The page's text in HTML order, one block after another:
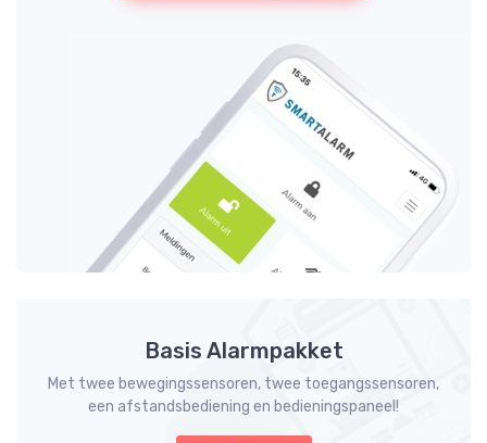
Basis Alarmpakket
Met twee bewegingssensoren, twee toegangssensoren,
een afstandsbediening en bedieningspaneel!